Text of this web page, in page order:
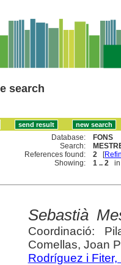
search
Database:
FONS
Search:
References found:
2 [
Showing:
1 .. 2 in
Sebastià
Coordinació:
Comellas, Joan
Rodríguez i Fiter,